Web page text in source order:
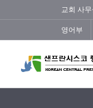
content
교회 사
영어부